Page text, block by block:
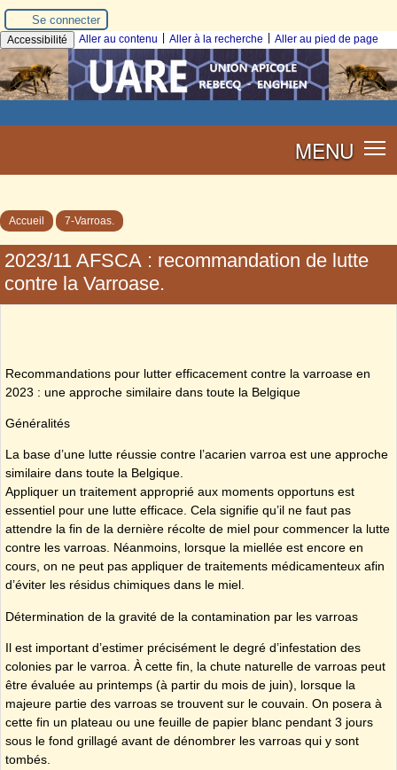
Se connecter
Accessibilité Aller au contenu Aller à la recherche Aller au pied de page
MENU
Accueil 7-Varroas.
2023/11 AFSCA : recommandation de lutte
contre la Varroase.
Recommandations pour lutter efficacement contre la varroase en
2023 : une approche similaire dans toute la Belgique
Généralités
La base d’une lutte réussie contre l’acarien varroa est une approche
similaire dans toute la Belgique.
Appliquer un traitement approprié aux moments opportuns est
essentiel pour une lutte efficace. Cela signifie qu’il ne faut pas
attendre la fin de la dernière récolte de miel pour commencer la lutte
contre les varroas. Néanmoins, lorsque la miellée est encore en
cours, on ne peut pas appliquer de traitements médicamenteux afin
d’éviter les résidus chimiques dans le miel.
Détermination de la gravité de la contamination par les varroas
Il est important d’estimer précisément le degré d’infestation des
colonies par le varroa. À cette fin, la chute naturelle de varroas peut
être évaluée au printemps (à partir du mois de juin), lorsque la
majeure partie des varroas se trouvent sur le couvain. On posera à
cette fin un plateau ou une feuille de papier blanc pendant 3 jours
sous le fond grillagé avant de dénombrer les varroas qui y sont
tombés.